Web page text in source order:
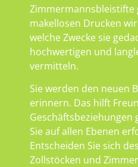
makellosen Drucken
welche Zwecke sie
hochwertigen und
vermitteln.
Sie werden den neuen
erinnern. Das hilft
Sie auf allen Ebenen
Entscheiden Sie sich
Zollstöcken und